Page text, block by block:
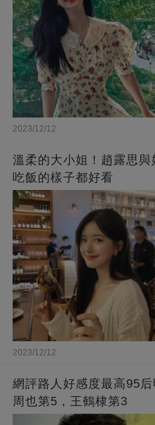
2023/12/12
溫柔的大小姐！趙露思
吃飯的樣子都好看
2023/12/12
網評路人好感度最高95
周也第5，王鶴棣第3